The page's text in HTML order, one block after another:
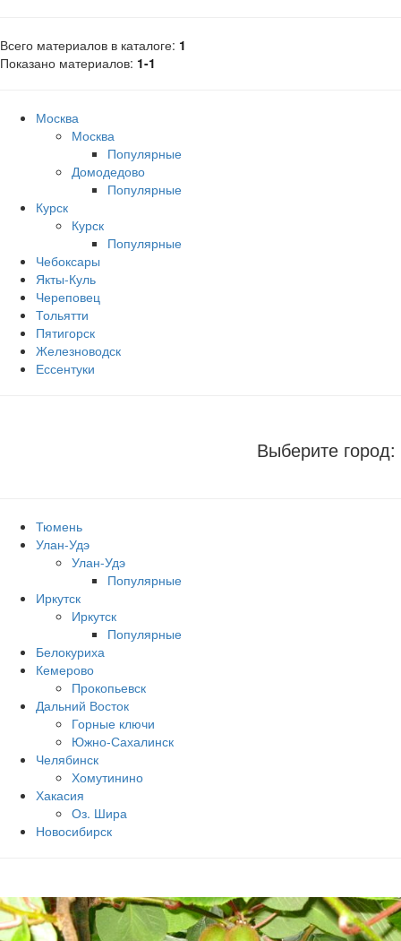
Всего материалов в каталоге: 1
Показано материалов: 1-1
Москва
Москва
Популярные
Домодедово
Популярные
Курск
Курск
Популярные
Чебоксары
Якты-Куль
Череповец
Тольятти
Пятигорск
Железноводск
Ессентуки
Выберите город:
Тюмень
Улан-Удэ
Улан-Удэ
Популярные
Иркутск
Иркутск
Популярные
Белокуриха
Кемерово
Прокопьевск
Дальний Восток
Горные ключи
Южно‐Сахалинск
Челябинск
Хомутинино
Хакасия
Оз. Шира
Новосибирск